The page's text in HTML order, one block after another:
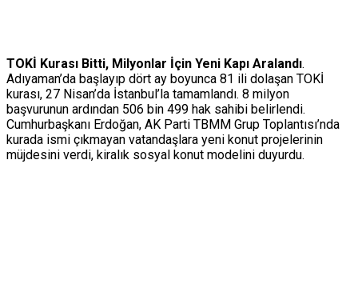
TOKİ Kurası Bitti, Milyonlar İçin Yeni Kapı Aralandı.
Adıyaman’da başlayıp dört ay boyunca 81 ili dolaşan TOKİ
kurası, 27 Nisan’da İstanbul’la tamamlandı. 8 milyon
başvurunun ardından 506 bin 499 hak sahibi belirlendi.
Cumhurbaşkanı Erdoğan, AK Parti TBMM Grup Toplantısı’nda
kurada ismi çıkmayan vatandaşlara yeni konut projelerinin
müjdesini verdi, kiralık sosyal konut modelini duyurdu.